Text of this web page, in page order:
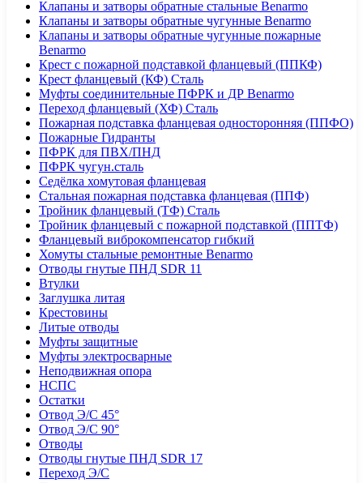
Клапаны и затворы обратные стальные Benarmo
Клапаны и затворы обратные чугунные Benarmo
Клапаны и затворы обратные чугунные пожарные
Benarmo
Крест с пожарной подставкой фланцевый (ППКФ)
Крест фланцевый (КФ) Сталь
Муфты соединительные ПФРК и ДР Benarmo
Переход фланцевый (ХФ) Сталь
Пожарная подставка фланцевая односторонняя (ППФО)
Пожарные Гидранты
ПФРК для ПВХ/ПНД
ПФРК чугун.сталь
Седёлка хомутовая фланцевая
Стальная пожарная подставка фланцевая (ППФ)
Тройник фланцевый (ТФ) Сталь
Тройник фланцевый с пожарной подставкой (ППТФ)
Фланцевый виброкомпенсатор гибкий
Хомуты стальные ремонтные Benarmo
Отводы гнутые ПНД SDR 11
Втулки
Заглушка литая
Крестовины
Литые отводы
Муфты защитные
Муфты электросварные
Неподвижная опора
НСПС
Остатки
Отвод Э/С 45°
Отвод Э/С 90°
Отводы
Отводы гнутые ПНД SDR 17
Переход Э/С